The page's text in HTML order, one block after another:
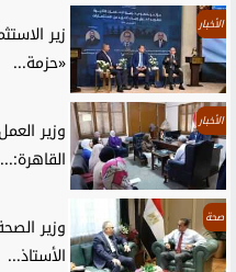
الأخبار
زير
«حزمة...
الأخبار
وزير
القاهرة:...
صحة
وزير
الأستاذ...